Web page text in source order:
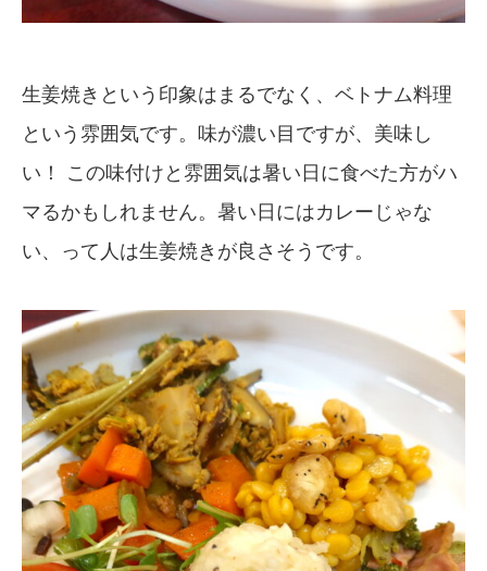
生姜焼きという印象はまるでなく、ベトナム料理
という雰囲気です。味が濃い目ですが、美味し
い！ この味付けと雰囲気は暑い日に食べた方がハ
マるかもしれません。暑い日にはカレーじゃな
い、って人は生姜焼きが良さそうです。